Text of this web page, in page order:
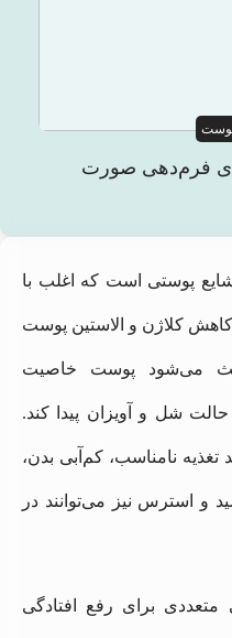
فرم‌دهی صورت
پوستی است که اغلب با
کلاژن و الاستین پوست
می‌شود پوست خاصیت
شل و آویزان پیدا کند.
نامناسب، کم‌آبی بدن،
و استرس نیز می‌توانند در
متعددی برای رفع افتادگی